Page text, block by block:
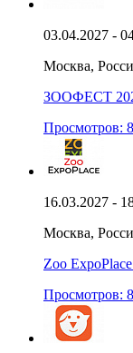
03.04.2027 -
Москва,
ЗООФЕСТ
Просмотров:
16.03.2027 -
Москва, Росси
Zoo
Просмотров: